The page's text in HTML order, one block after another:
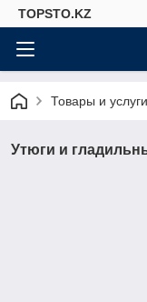
TOPSTO.KZ
Товары и услуги
Утюги и